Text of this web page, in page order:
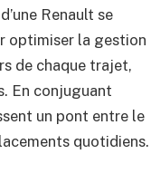
Renault se
optimiser la gestion
de chaque trajet,
En conjuguant
un pont entre le
quotidiens.